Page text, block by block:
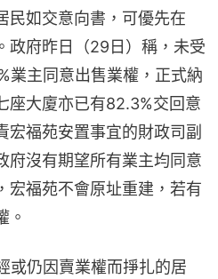
民如交意向書，可優先在
政府昨日（29日）稱，未受
業主同意出售業權，正式納
座大廈亦已有82.3%交回意
宏福苑安置事宜的財政司副
府沒有期望所有業主均同意
宏福苑不會原址重建，若有
。
或仍因賣業權而掙扎的居